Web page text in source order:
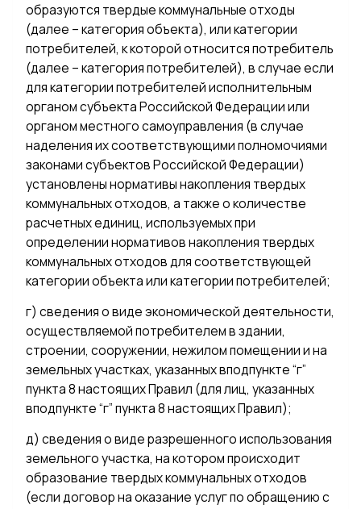
образуются твердые коммунальные отходы
(далее – категория объекта), или категории
потребителей, к которой относится потребитель
(далее – категория потребителей), в случае если
для категории потребителей исполнительным
органом субъекта Российской Федерации или
органом местного самоуправления (в случае
наделения их соответствующими полномочиями
законами субъектов Российской Федерации)
установлены нормативы накопления твердых
коммунальных отходов, а также о количестве
расчетных единиц, используемых при
определении нормативов накопления твердых
коммунальных отходов для соответствующей
категории объекта или категории потребителей;
г) сведения о виде экономической деятельности,
осуществляемой потребителем в здании,
строении, сооружении, нежилом помещении и на
земельных участках, указанных вподпункте “г”
пункта 8 настоящих Правил (для лиц, указанных
вподпункте “г” пункта 8 настоящих Правил);
д) сведения о виде разрешенного использования
земельного участка, на котором происходит
образование твердых коммунальных отходов
(если договор на оказание услуг по обращению с